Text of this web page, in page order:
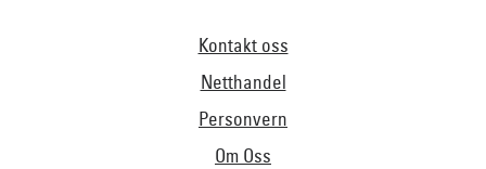
Kontakt oss
Netthandel
Personvern
Om Oss